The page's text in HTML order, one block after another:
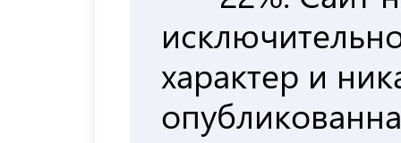
характер и